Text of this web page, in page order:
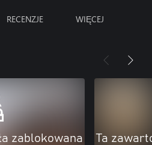
RECENZJE WIĘCEJ
zablokowana Ta